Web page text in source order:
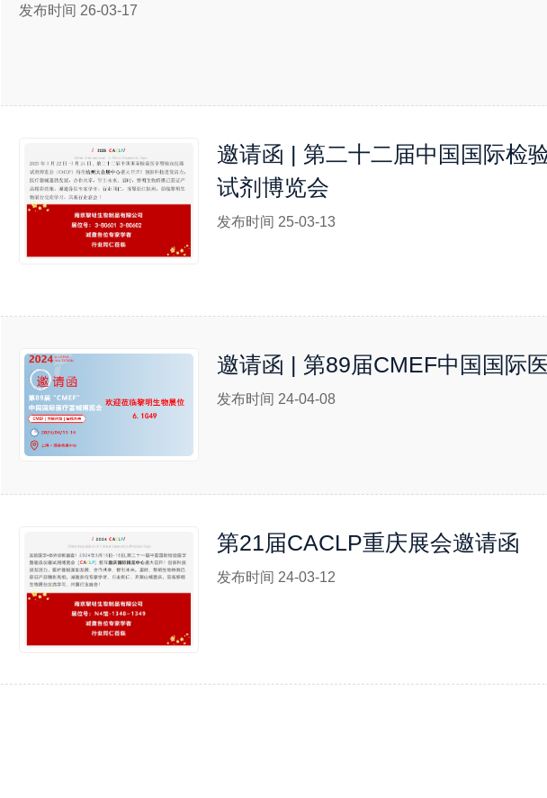
发布时间 26-03-17
邀请函 | 第二十二届中国国际检
试剂博览会
发布时间 25-03-13
邀请函 | 第89届CMEF中国国际
发布时间 24-04-08
第21届CACLP重庆展会邀请函
发布时间 24-03-12